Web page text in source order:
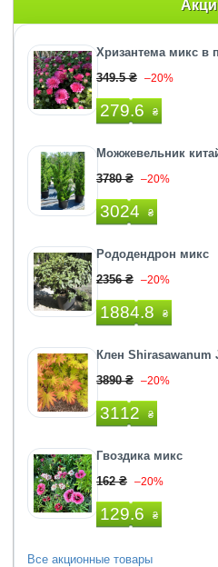
Хризантема микс в
349.5 ₴ –20%
279.6 ₴
Можжевельник
3780 ₴ –20%
3024 ₴
Рододендрон микс
2356 ₴ –20%
1884.8 ₴
Клен Shirasawanum
3890 ₴ –20%
3112 ₴
Гвоздика микс
162 ₴ –20%
129.6 ₴
Все акционные товары